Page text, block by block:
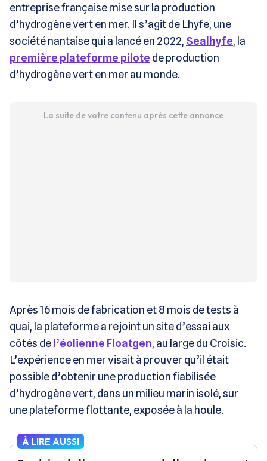
entreprise française mise sur la production
d’hydrogène vert en mer. Il s’agit de Lhyfe, une
société nantaise qui a lancé en 2022, Sealhyfe, la
première plateforme pilote de production
d’hydrogène vert en mer au monde.
La suite de votre contenu après cette annonce
Après 16 mois de fabrication et 8 mois de tests à
quai, la plateforme a rejoint un site d’essai aux
côtés del’éolienne Floatgen, au large du Croisic.
L’expérience en mer visait à prouver qu’il était
possible d’obtenir une production fiabilisée
d’hydrogène vert, dans un milieu marin isolé, sur
une plateforme flottante, exposée à la houle.
À LIRE AUSSI